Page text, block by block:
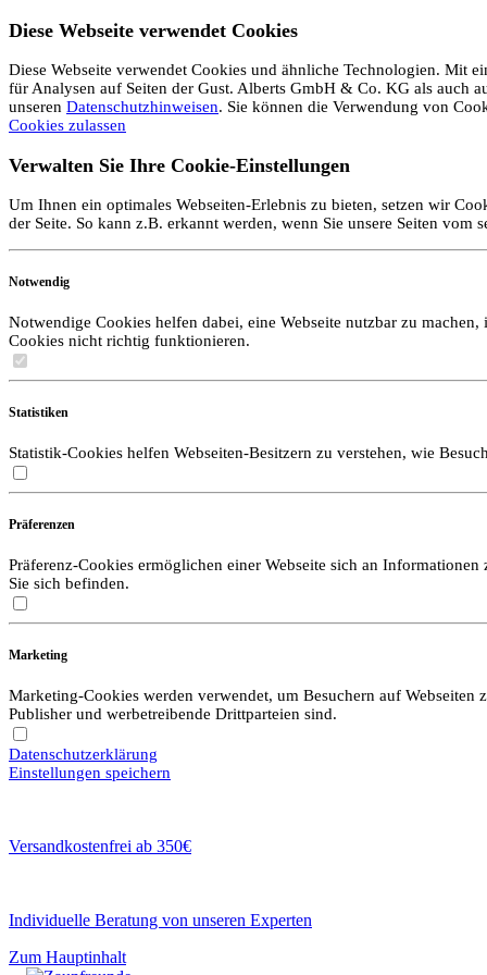
Diese Webseite verwendet Cookies
Diese Webseite verwendet Cookies und ähnliche Technologien. Mit
für Analysen auf Seiten der Gust. Alberts GmbH & Co. KG als auch
unseren Datenschutzhinweisen. Sie können die Verwendung von
Cookies zulassen
Verwalten Sie Ihre Cookie-Einstellungen
Um Ihnen ein optimales Webseiten-Erlebnis zu bieten, setzen wir
der Seite. So kann z.B. erkannt werden, wenn Sie unsere Seiten
Notwendig
Notwendige Cookies helfen dabei, eine Webseite nutzbar zu
Cookies nicht richtig funktionieren.
Statistiken
Statistik-Cookies helfen Webseiten-Besitzern zu verstehen, wie
Präferenzen
Präferenz-Cookies ermöglichen einer Webseite sich an
Sie sich befinden.
Marketing
Marketing-Cookies werden verwendet, um Besuchern auf
Publisher und werbetreibende Drittparteien sind.
Datenschutzerklärung
Einstellungen speichern
Versandkostenfrei ab 350€
Individuelle Beratung von unseren Experten
Zum Hauptinhalt